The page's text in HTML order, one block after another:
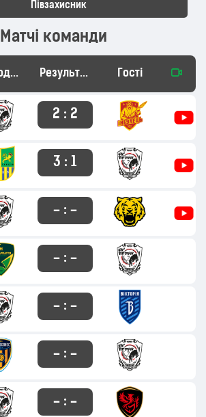
Півзахисник
Матчі команди
Господарі Результат Гості
2 : 2
3 : 1
– : –
– : –
– : –
– : –
– : –